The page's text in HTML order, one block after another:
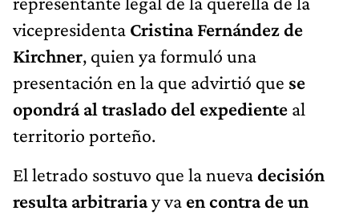
vicepresidenta Cristina Fernández de
Kirchner, quien ya formuló una
presentación en la que advirtió que se
opondrá al traslado del expediente al
territorio porteño.
El letrado sostuvo que la nuevadecisión
resulta arbitrariay va en contra de un